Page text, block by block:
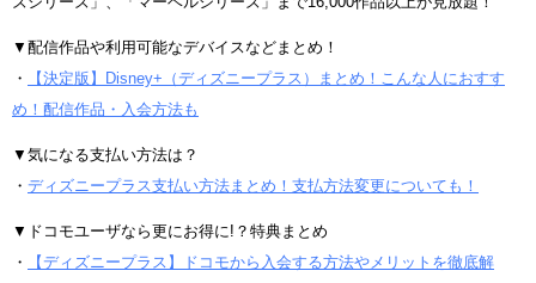
▼配信作品や利用可能なデバイスなどまとめ！
・
【決定版】Disney+（ディズニープラス）まとめ！こんな人におすす
め！配信作品・入会方法も
▼気になる支払い方法は？
・ ディズニープラス支払い方法まとめ！支払方法変更についても！
▼ドコモユーザなら更にお得に!？特典まとめ
・
【ディズニープラス】ドコモから入会する方法やメリットを徹底解